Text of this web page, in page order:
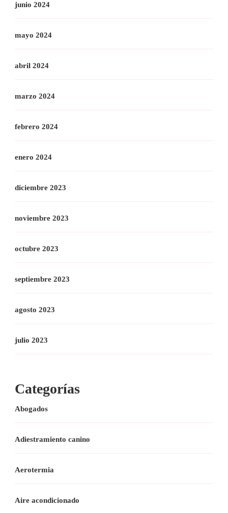
junio 2024
mayo 2024
abril 2024
marzo 2024
febrero 2024
enero 2024
diciembre 2023
noviembre 2023
octubre 2023
septiembre 2023
agosto 2023
julio 2023
Categorías
Abogados
Adiestramiento canino
Aerotermia
Aire acondicionado